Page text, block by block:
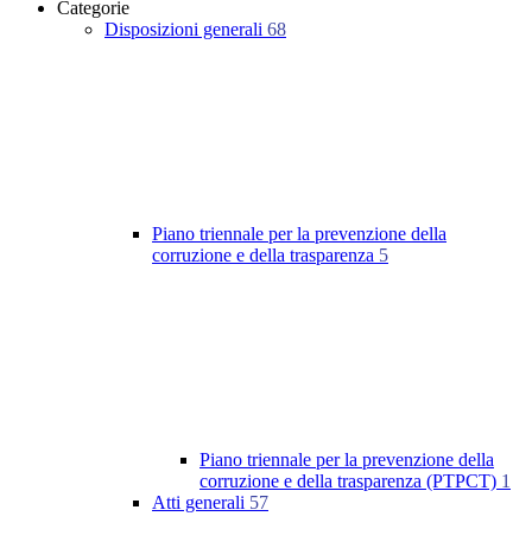
Categorie
Disposizioni generali 68
Piano triennale per la prevenzione della
corruzione e della trasparenza 5
Piano triennale per la prevenzione della
corruzione e della trasparenza (PTPCT) 1
Atti generali 57